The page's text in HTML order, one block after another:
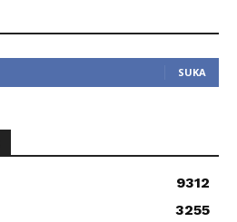
SUKA
9312
3255